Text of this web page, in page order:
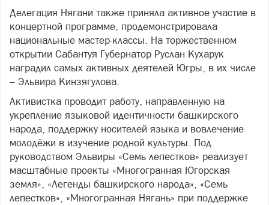
Делегация Нягани также приняла активное участие в
концертной программе, продемонстрировала
национальные мастер-классы. На торжественном
открытии Сабантуя Губернатор Руслан Кухарук
наградил самых активных деятелей Югры, в их числе
– Эльвира Кинзягулова.
Активистка проводит работу, направленную на
укрепление языковой идентичности башкирского
народа, поддержку носителей языка и вовлечение
молодёжи в изучение родной культуры. Под
руководством Эльвиры «Семь лепестков» реализует
масштабные проекты «Многогранная Югорская
земля», «Легенды башкирского народа», «Семь
лепестков», «Многогранная Нягань» при поддержке